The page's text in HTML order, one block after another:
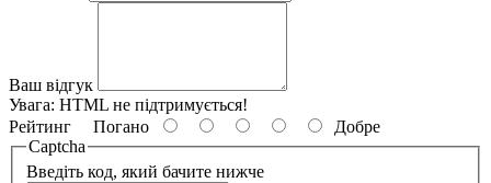
Ваш відгук
Увага: HTML не підтримується!
Рейтинг Погано
Добре
Captcha
Введіть код, який бачите нижче